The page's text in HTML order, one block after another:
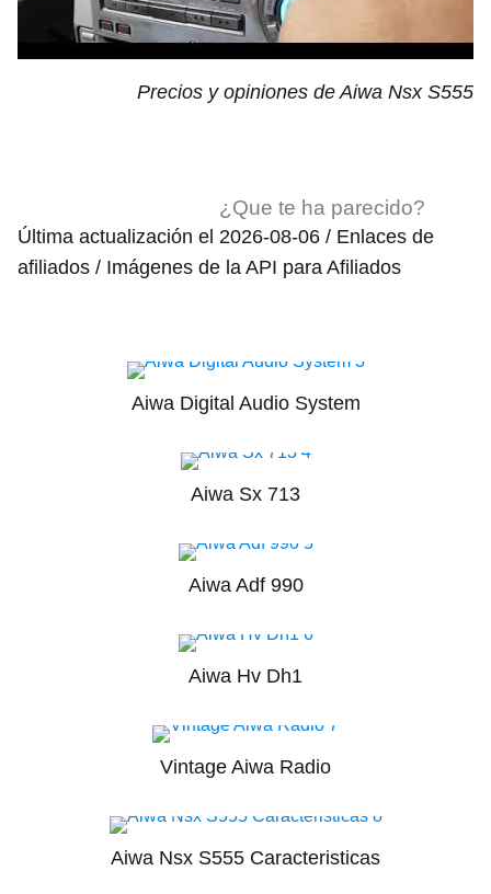
Precios y opiniones de Aiwa Nsx S555
¿Que te ha parecido?
Última actualización el 2026-08-06 / Enlaces de
afiliados / Imágenes de la API para Afiliados
Aiwa Digital Audio System
Aiwa Sx 713
Aiwa Adf 990
Aiwa Hv Dh1
Vintage Aiwa Radio
Aiwa Nsx S555 Caracteristicas